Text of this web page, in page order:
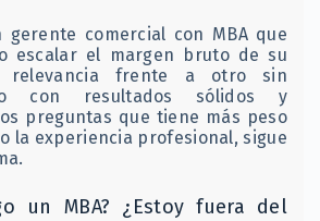
gerente comercial con MBA que
escalar el margen bruto de su
relevancia frente a otro sin
con resultados sólidos y
preguntas que tiene más peso
la experiencia profesional, sigue
un MBA? ¿Estoy fuera del